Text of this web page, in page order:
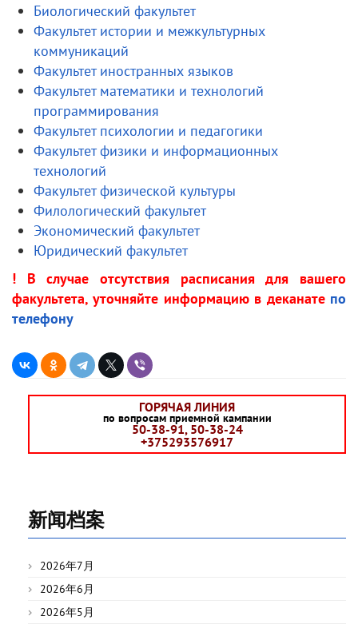
Биологический факультет
Факультет истории и межкультурных
коммуникаций
Факультет иностранных языков
Факультет математики и технологий
программирования
Факультет психологии и педагогики
Факультет физики и информационных
технологий
Факультет физической культуры
Филологический факультет
Экономический факультет
Юридический факультет
! В случае отсутствия расписания для вашего
факультета, уточняйте информацию в деканате по
телефону
ГОРЯЧАЯ ЛИНИЯ
по вопросам приемной кампании
50-38-91, 50-38-24
+375293576917
新闻档案
2026年7月
2026年6月
2026年5月